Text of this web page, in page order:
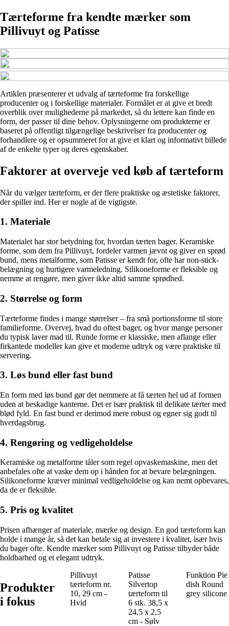
Tærteforme fra kendte mærker som
Pillivuyt og Patisse
Artiklen præsenterer et udvalg af tærteforme fra forskellige
producenter og i forskellige materialer. Formålet er at give et bredt
overblik over mulighederne på markedet, så du lettere kan finde en
form, der passer til dine behov. Oplysningerne om produkterne er
baseret på offentligt tilgængelige beskrivelser fra producenter og
forhandlere og er opsummeret for at give et klart og informativt billede
af de enkelte typer og deres egenskaber.
Faktorer at overveje ved køb af tærteform
Når du vælger tærteform, er der flere praktiske og æstetiske faktorer,
der spiller ind. Her er nogle af de vigtigste.
1. Materiale
Materialet har stor betydning for, hvordan tærten bager. Keramiske
forme, som dem fra Pillivuyt, fordeler varmen jævnt og giver en sprød
bund, mens metalforme, som Patisse er kendt for, ofte har non-stick-
belægning og hurtigere varmeledning. Silikoneforme er fleksible og
nemme at rengøre, men giver ikke altid samme sprødhed.
2. Størrelse og form
Tærteforme findes i mange størrelser – fra små portionsforme til store
familieforme. Overvej, hvad du oftest bager, og hvor mange personer
du typisk laver mad til. Runde forme er klassiske, men aflange eller
firkantede modeller kan give et moderne udtryk og være praktiske til
servering.
3. Løs bund eller fast bund
En form med løs bund gør det nemmere at få tærten hel ud af formen
uden at beskadige kanterne. Det er især praktisk til delikate tærter med
blød fyld. En fast bund er derimod mere robust og egner sig godt til
hverdagsbrug.
4. Rengøring og vedligeholdelse
Keramiske og metalforme tåler som regel opvaskemaskine, men det
anbefales ofte at vaske dem op i hånden for at bevare belægningen.
Silikoneforme kræver minimal vedligeholdelse og kan nemt opbevares,
da de er fleksible.
5. Pris og kvalitet
Prisen afhænger af materiale, mærke og design. En god tærteform kan
holde i mange år, så det kan betale sig at investere i kvalitet, især hvis
du bager ofte. Kendte mærker som Pillivuyt og Patisse tilbyder både
holdbarhed og et elegant udtryk.
Produkter
i fokus
Pillivuyt
tærteform nr.
10, 29 cm -
Hvid
Patisse
Silvertop
tærteform til
6 stk. 38,5 x
24,5 x 2,5
cm - Sølv
Funktion Pie
dish Round
grey silicone